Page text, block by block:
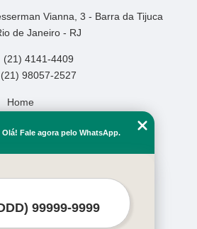
Vianna, 3 - Barra da Tijuca
de Janeiro - RJ
(21) 4141-4409
(21) 98057-2527
Home
Missão
Serviços
Mais Serviços
Olá! Fale agora pelo WhatsApp.